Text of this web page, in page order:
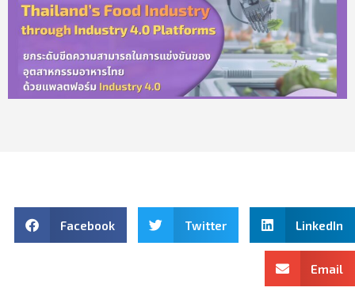
Facebook Twitter LinkedIn
Email